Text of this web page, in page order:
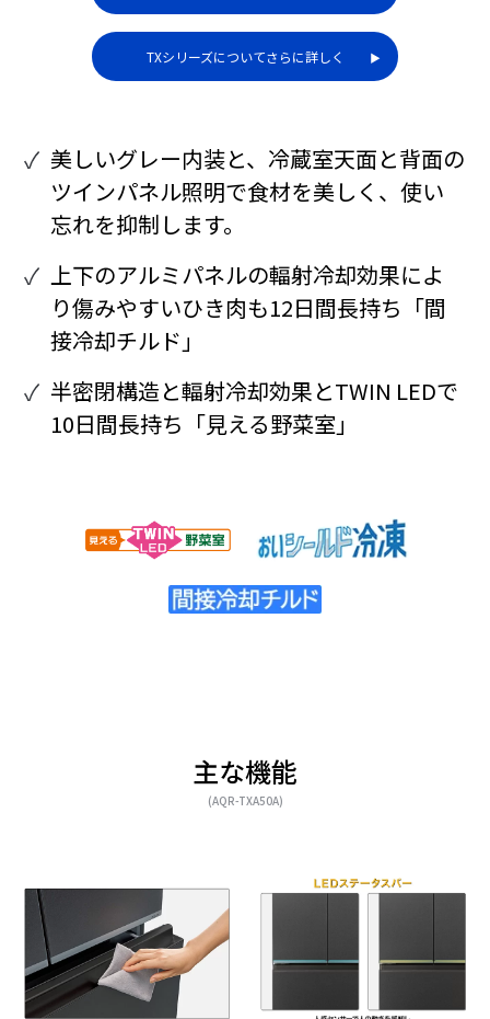
TXシリーズについてさらに詳しく ▶︎
美しいグレー内装と、冷蔵室天面と背面の
ツインパネル照明で食材を美しく、使い
忘れを抑制します。
上下のアルミパネルの輻射冷却効果によ
り傷みやすいひき肉も12日間長持ち「間
接冷却チルド」
半密閉構造と輻射冷却効果とTWIN LEDで
10日間長持ち「見える野菜室」
主な機能
(AQR-TXA50A)